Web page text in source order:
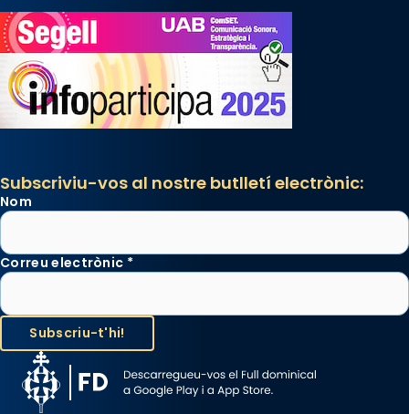
Subscriviu-vos al nostre butlletí electrònic:
Nom
Correu electrònic *